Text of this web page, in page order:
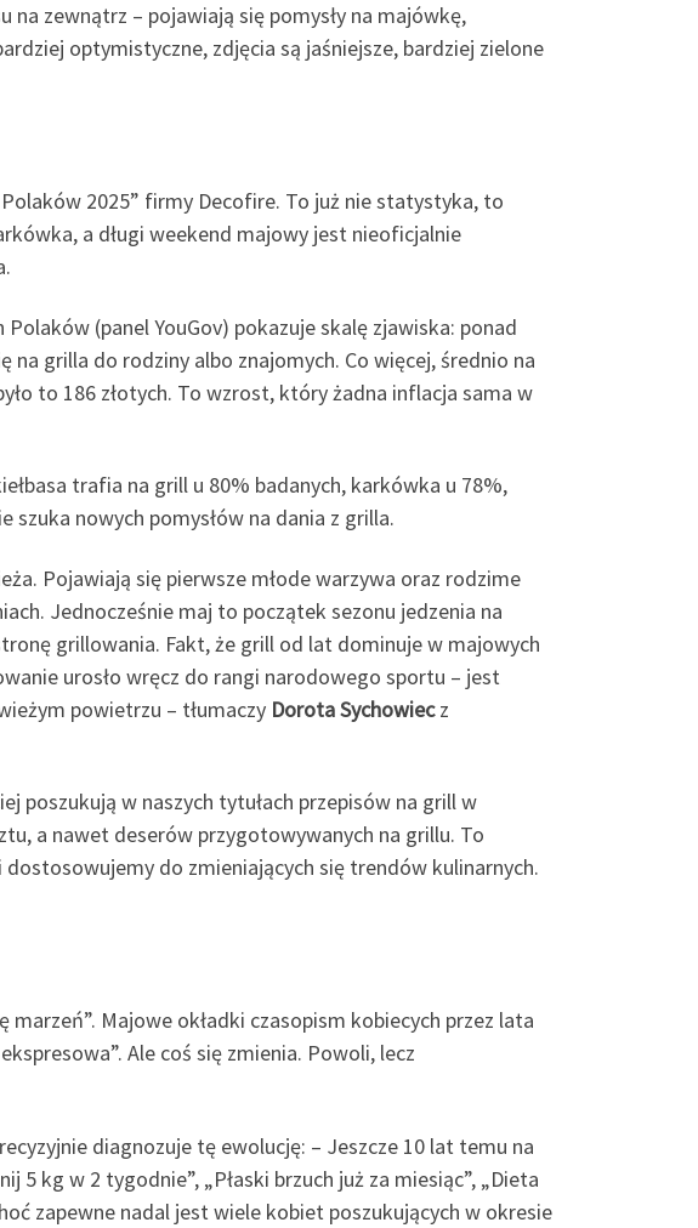
na zewnątrz – pojawiają się pomysły na majówkę,
optymistyczne, zdjęcia są jaśniejsze, bardziej zielone
2025” firmy Decofire. To już nie statystyka, to
a długi weekend majowy jest nieoficjalnie
(panel YouGov) pokazuje skalę zjawiska: ponad
na grilla do rodziny albo znajomych. Co więcej, średnio na
to 186 złotych. To wzrost, który żadna inflacja sama w
trafia na grill u 80% badanych, karkówka u 78%,
szuka nowych pomysłów na dania z grilla.
Pojawiają się pierwsze młode warzywa oraz rodzime
Jednocześnie maj to początek sezonu jedzenia na
grillowania. Fakt, że grill od lat dominuje w majowych
urosło wręcz do rangi narodowego sportu – jest
powietrzu – tłumaczy Dorota Sychowiecz
poszukują w naszych tytułach przepisów na grill w
a nawet deserów przygotowywanych na grillu. To
do zmieniających się trendów kulinarnych.
Majowe okładki czasopism kobiecych przez lata
Ale coś się zmienia. Powoli, lecz
diagnozuje tę ewolucję: – Jeszcze 10 lat temu na
kg w 2 tygodnie”, „Płaski brzuch już za miesiąc”, „Dieta
zapewne nadal jest wiele kobiet poszukujących w okresie